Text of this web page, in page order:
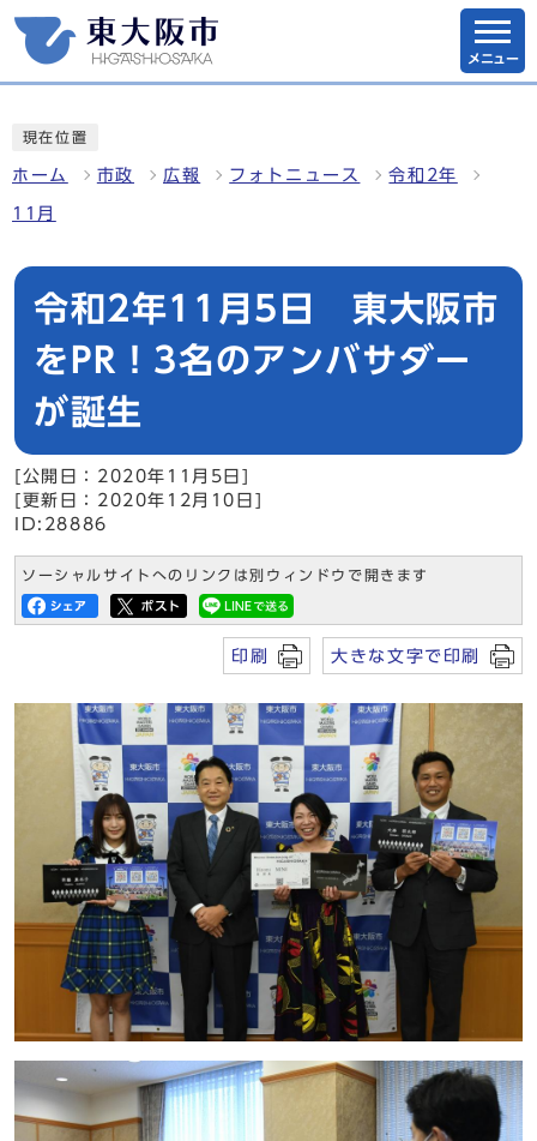
メニュー
現在位置
ホーム 市政 広報 フォトニュース 令和2年
11月
令和2年11月5日 東大阪市
をPR！3名のアンバサダー
が誕生
[公開日：2020年11月5日]
[更新日：2020年12月10日]
ID:28886
ソーシャルサイトへのリンクは別ウィンドウで開きます
印刷 大きな文字で印刷